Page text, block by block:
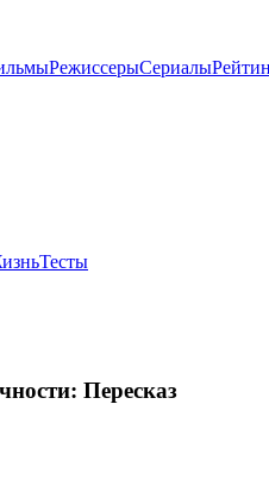
РежиссерыСериалы
Тесты
Пересказ